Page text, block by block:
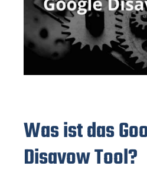
Was ist das
Disavow Tool?